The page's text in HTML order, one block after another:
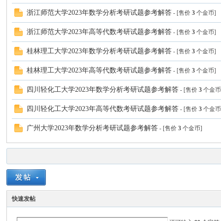
浙江师范大学2023年数学分析考研试题参考解答 - [售价3 个金币]
浙江师范大学2023年高等代数考研试题参考解答 - [售价3 个金币]
桂林理工大学2023年数学分析考研试题参考解答 - [售价3 个金币]
桂林理工大学2023年高等代数考研试题参考解答 - [售价3 个金币]
四川轻化工大学2023年数学分析考研试题参考解答 - [售价3 个金
四川轻化工大学2023年高等代数考研试题参考解答 - [售价3 个金
广州大学2023年数学分析考研试题参考解答 - [售价3 个金币]
快速发帖